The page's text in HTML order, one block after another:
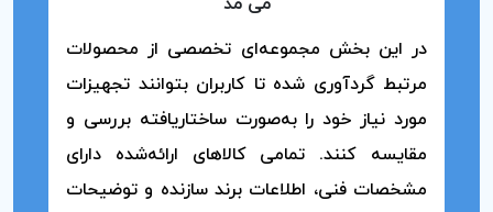
در این بخش مجموعه‌ای تخصصی از محصولات
مرتبط گردآوری شده تا کاربران بتوانند تجهیزات
مورد نیاز خود را به‌صورت ساختاریافته بررسی و
مقایسه کنند. تمامی کالاهای ارائه‌شده دارای
مشخصات فنی، اطلاعات برند سازنده و توضیحات